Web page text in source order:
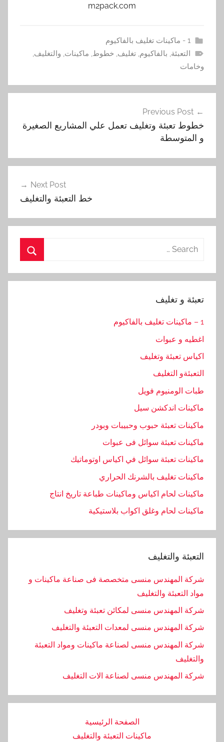
m2pack.com
1 - ماكينات تغليف بالفاكيوم
التعبئة, بالفاكيوم,تغليف, خطوط, ماكينات, والتغليف,
وخامات
المقالات
Previous Post
خطوط تعبئة وتغليف تعمل علي المشاريع الصغيرة
و المتوسطة ‏
Next Post
خط التعبئة والتغليف
Search
تعبئة و تغليف
1 – ماكينات تغليف بالفاكيوم
اغطيه و عبوات
اكياس تعبئة وتغليف
التعبئةو التغليف
طبات الومنيوم فويل
ماكينات اندكشن سيل
ماكينات تعبئة حبوب وحبيبات وبودر
ماكينات تعبئة سوائل فى عبوات
ماكينات تعبئة سوائل في اكياس اوتوماتيك
ماكينات تغليف بالشرنك الحراري
ماكينات لحام اكياس وماكينات طباعة تاريخ انتاج
ماكينات لحام وغلق اكواب بلاستيكية
التعبئة والتغليف
شركة المهندس منسى متخصصة فى صناعة ماكينات و
مواد التعبئة والتغليف
شركة المهندس منسى لمكائن تعبئة وتغليف
شركة المهندس منسى لمعدات التعبئة والتغليف
شركة المهندس منسى لصناعة ماكينات ومواد التعبئة
والتغليف
‏شركة المهندس منسى لصناعة الات التغليف
الصفحة الرئيسية
ماكينات التعبئة والتغليف